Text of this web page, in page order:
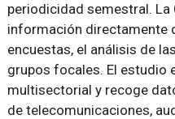
periodicidad semestral. La
información directamente
encuestas, el análisis de
grupos focales. El estudio
multisectorial y recoge
de telecomunicaciones,